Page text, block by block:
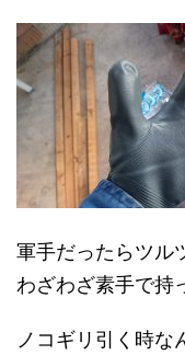
軍手だったらツル
わざわざ素手で持
ノコギリ引く時な